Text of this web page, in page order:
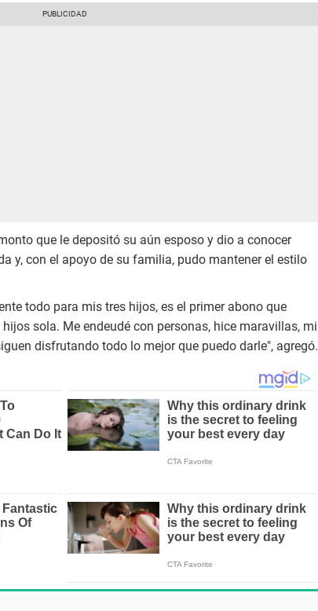
que le depositó su aún esposo y dio a conocer
y, con el apoyo de su familia, pudo mantener el estilo
todo para mis tres hijos, es el primer abono que
sola. Me endeudé con personas, hice maravillas, mi
disfrutando todo lo mejor que puedo darle", agregó.